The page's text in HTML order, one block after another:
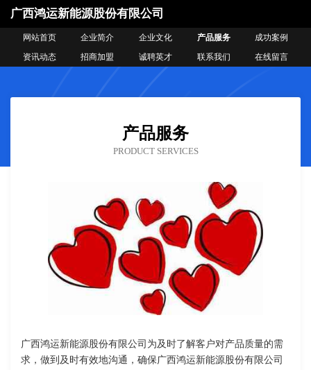
广西鸿运新能源股份有限公司
网站首页 企业简介 企业文化 产品服务
成功案例
资讯动态
招商加盟 诚聘英才 联系我们 在线留言
产品服务
PRODUCT SERVICES
广西鸿运新能源股份有限公司为及时了解客户对产品质量的需
求，做到及时有效地沟通，确保广西鸿运新能源股份有限公司